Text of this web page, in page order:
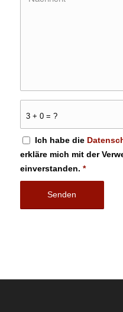
3 + 0 = ?
Ich habe die
erkläre mich mit der
einverstanden. *